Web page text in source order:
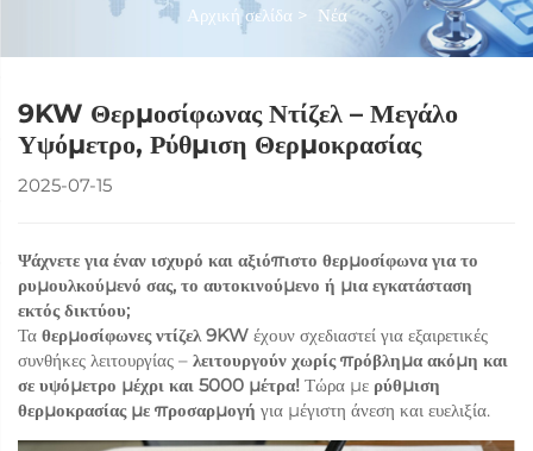
Αρχική σελίδα > Νέα
9KW Θερμοσίφωνας Ντίζελ – Μεγάλο
Υψόμετρο, Ρύθμιση Θερμοκρασίας
2025-07-15
Ψάχνετε για έναν ισχυρό και αξιόπιστο θερμοσίφωνα για το
ρυμουλκούμενό σας, το αυτοκινούμενο ή μια εγκατάσταση
εκτός δικτύου;
Τα θερμοσίφωνες ντίζελ 9KW έχουν σχεδιαστεί για εξαιρετικές
συνθήκες λειτουργίας – λειτουργούν χωρίς πρόβλημα ακόμη και
σε υψόμετρο μέχρι και 5000 μέτρα! Τώρα με ρύθμιση
θερμοκρασίας με προσαρμογή για μέγιστη άνεση και ευελιξία.